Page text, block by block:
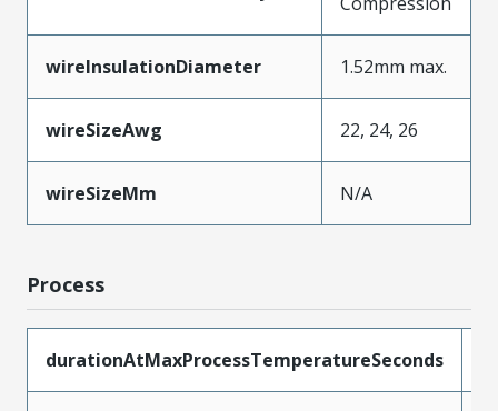
wireInsulationDiameter 1.52mm max.
wireSizeAwg 22, 24, 26
wireSizeMm N/A
Process
durationAtMaxProcessTemperatureSeconds